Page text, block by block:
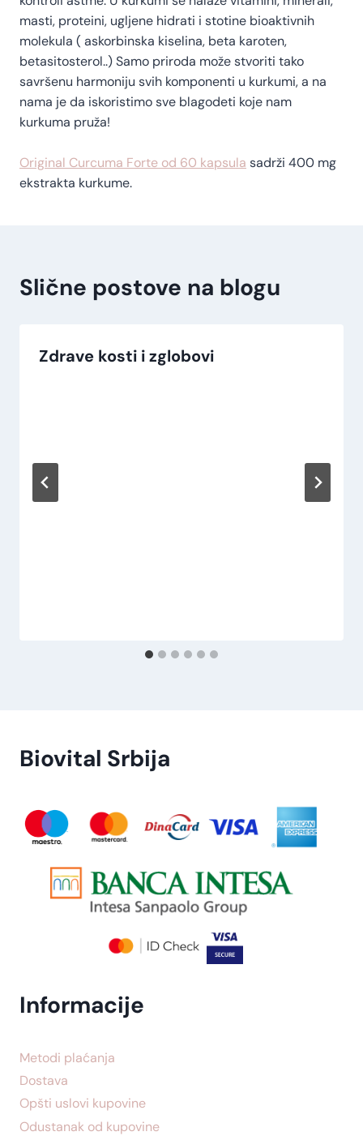
masti, proteini, ugljene hidrati i stotine bioaktivnih
molekula ( askorbinska kiselina, beta karoten,
betasitosterol..) Samo priroda može stvoriti tako
savršenu harmoniju svih komponenti u kurkumi, a na
nama je da iskoristimo sve blagodeti koje nam
kurkuma pruža!
Original Curcuma Forte od 60 kapsula sadrži 400 mg
ekstrakta kurkume.
Slične postove na blogu
Zdrave kosti i zglobovi
Biovital Srbija
Informacije
Metodi plaćanja
Dostava
Opšti uslovi kupovine
Odustanak od kupovine